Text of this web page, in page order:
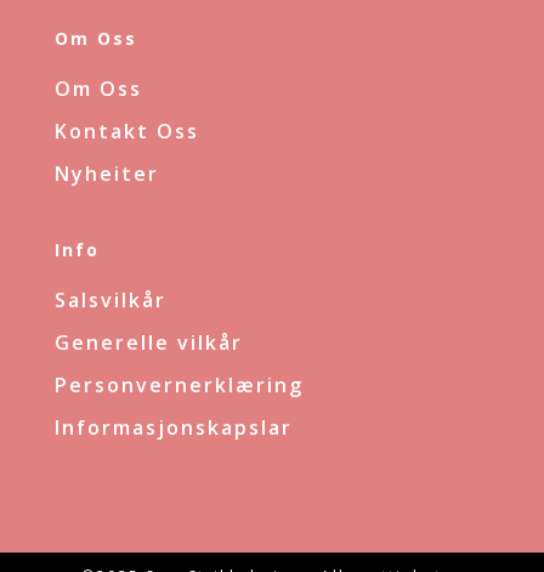
Om Oss
Om Oss
Kontakt Oss
Nyheiter
Info
Salsvilkår
Generelle vilkår
Personvernerklæring
Informasjonskapslar